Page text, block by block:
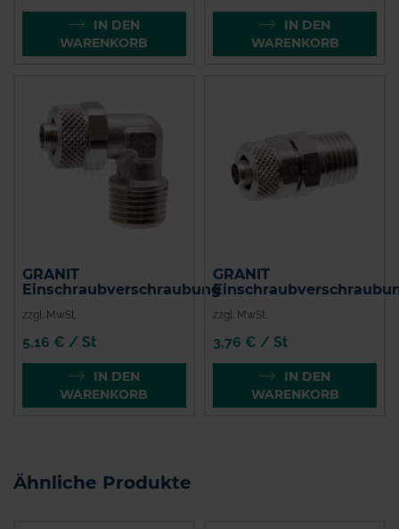
IN DEN
WARENKORB
IN DEN
WARENKORB
GRANIT
Einschraubverschraubung
zzgl. MwSt.
5,16 € / St
IN DEN
WARENKORB
GRANIT
zzgl. MwSt.
3,76 € / St
IN DEN
WARENKORB
Ähnliche Produkte